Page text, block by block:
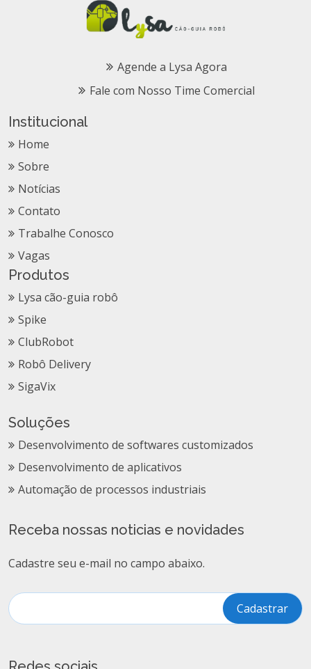
Agende a Lysa Agora
Fale com Nosso Time Comercial
Institucional
Home
Sobre
Notícias
Contato
Trabalhe Conosco
Vagas
Produtos
Lysa cão-guia robô
Spike
ClubRobot
Robô Delivery
SigaVix
Soluções
Desenvolvimento de softwares customizados
Desenvolvimento de aplicativos
Automação de processos industriais
Receba nossas noticias e novidades
Cadastre seu e-mail no campo abaixo.